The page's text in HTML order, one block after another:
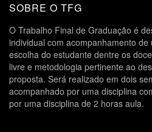
SOBRE O TFG
O Trabalho Final de Graduação é
individual com acompanhamento
escolha do estudante dentre os
livre e metodologia pertinente ao
proposta. Será realizado em dois
acompanhado por uma disciplina
por uma disciplina de 2 horas aula.